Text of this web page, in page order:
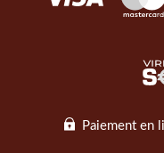
Paiement en